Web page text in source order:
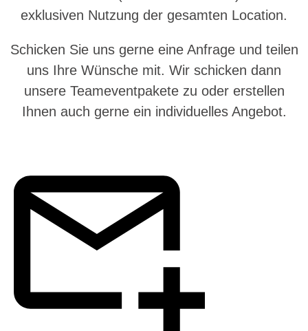
exklusiven Nutzung der gesamten Location.
Schicken Sie uns gerne eine Anfrage und teilen
uns Ihre Wünsche mit. Wir schicken dann
unsere Teameventpakete zu oder erstellen
Ihnen auch gerne ein individuelles Angebot.